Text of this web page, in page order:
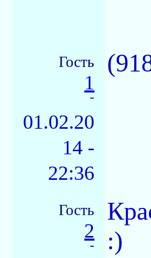
Гость
1
-
01.02.20
14 -
22:36
Гость
2
-
:)